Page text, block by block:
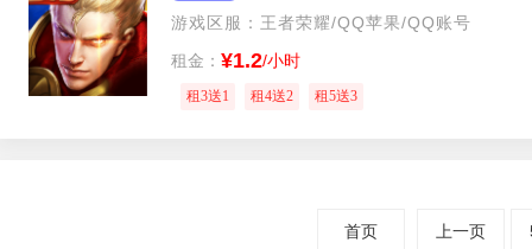
游戏区服：王者荣耀/QQ苹果/QQ账号
租金： ¥1.2/小时
租3送1 租4送2 租5送3
首页 上一页